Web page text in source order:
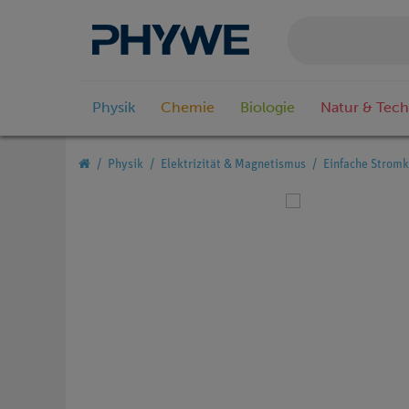
Physik Chemie Biologie Natur &
Physik Elektrizität & Magnetismus Einfache